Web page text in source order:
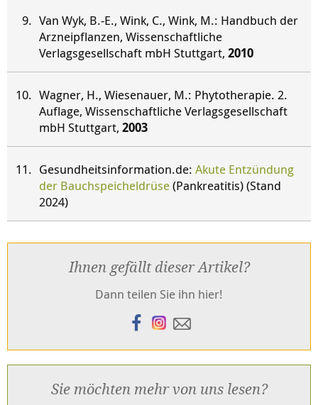
Van Wyk, B.-E., Wink, C., Wink, M.: Handbuch der
Arzneipflanzen, Wissenschaftliche
Verlagsgesellschaft mbH Stuttgart, 2010
Wagner, H., Wiesenauer, M.: Phytotherapie. 2.
Auflage, Wissenschaftliche Verlagsgesellschaft
mbH Stuttgart, 2003
Gesundheitsinformation.de: Akute Entzündung
der Bauchspeicheldrüse(Pankreatitis) (Stand
2024)
Ihnen gefällt dieser Artikel?
Dann teilen Sie ihn hier!
Sie möchten mehr von uns lesen?